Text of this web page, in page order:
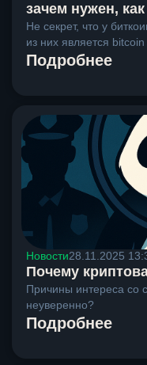
зачем нужен,
Не секрет, что у
из них является
Подробнее
Новости28.11.2025
Почему
Причины интереса со
неуверенно?
Подробнее